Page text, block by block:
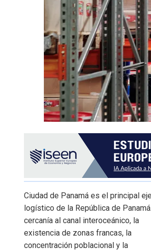
Ciudad de Panamá es el principal eje
logístico de la República de
cercanía al canal interoceánico, la
existencia de zonas francas, la
concentración poblacional y la